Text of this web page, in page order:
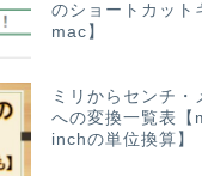
のショートカット
mac】
ミリからセンチ・
への変換一覧表【
inchの単位換算】